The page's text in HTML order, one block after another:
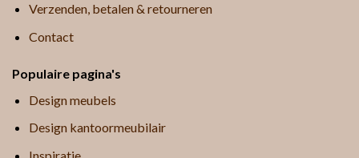
Verzenden, betalen & retourneren
Contact
Populaire pagina's
Design meubels
Design kantoormeubilair